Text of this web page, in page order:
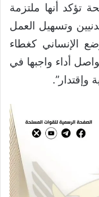
تؤكد أنها ملتزمة
وتسهيل العمل
الإنساني كغطاء
أداء واجبها في
وإقتدار”.